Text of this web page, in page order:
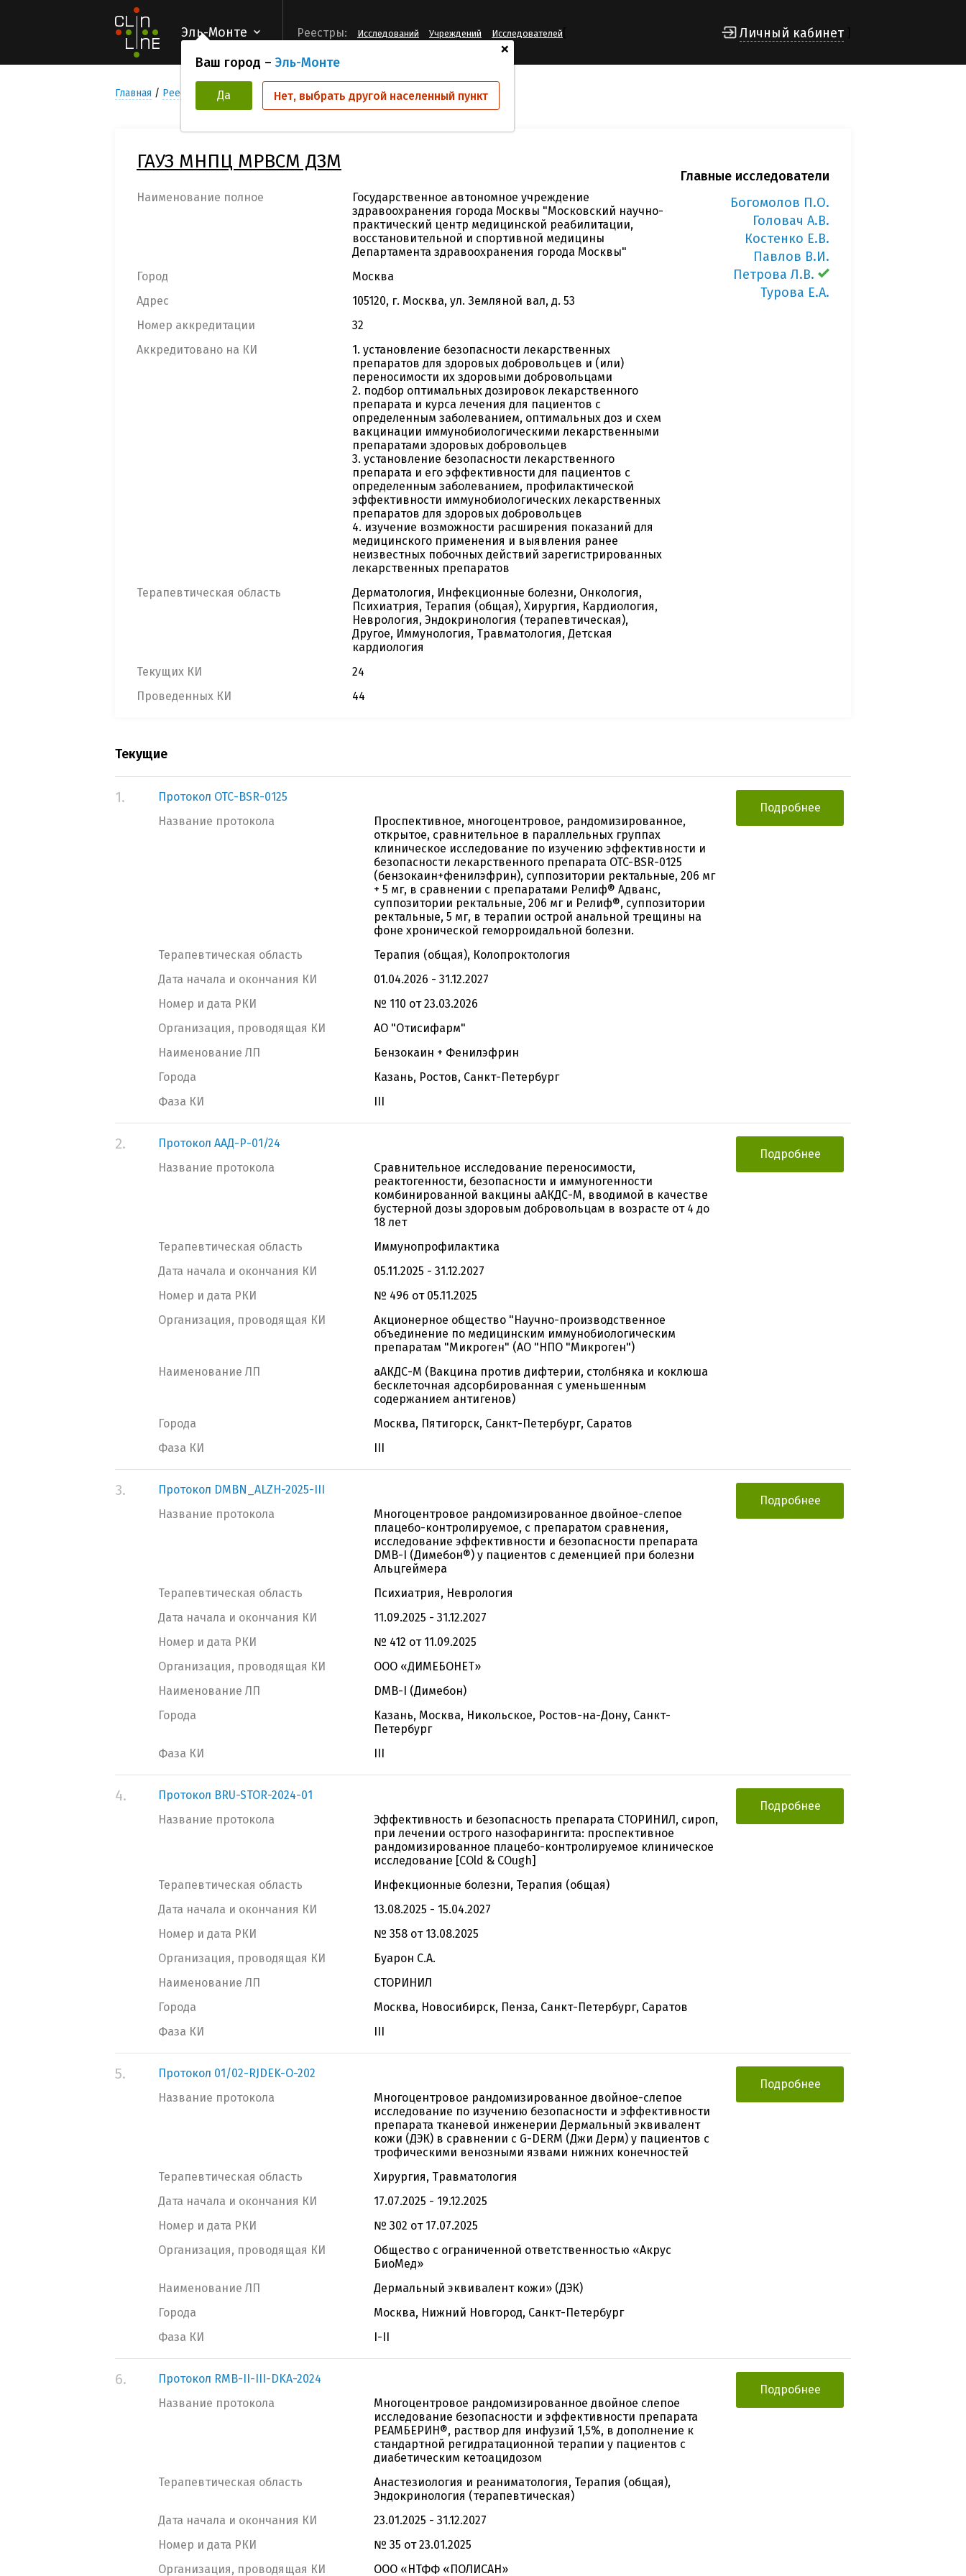
Эль-Монте
+
Ваш город – Эль-Монте
Да Нет, выбрать другой населенный пункт
Реестры: Исследований Учреждений Исследователей Личный кабинет
Главная Реестр Медицинских учреждений ГАУЗ МНПЦ МРВСМ ДЗМ
ГАУЗ МНПЦ МРВСМ ДЗМ
Наименование полное
Государственное автономное учреждение
здравоохранения города Москвы "Московский научно-
практический центр медицинской реабилитации,
восстановительной и спортивной медицины
Департамента здравоохранения города Москвы"
Город
Москва
Адрес
105120, г. Москва, ул. Земляной вал, д. 53
Номер аккредитации
32
Аккредитовано на КИ
1. установление безопасности лекарственных
препаратов для здоровых добровольцев и (или)
переносимости их здоровыми добровольцами
2. подбор оптимальных дозировок лекарственного
препарата и курса лечения для пациентов с
определенным заболеванием, оптимальных доз и схем
вакцинации иммунобиологическими лекарственными
препаратами здоровых добровольцев
3. установление безопасности лекарственного
препарата и его эффективности для пациентов с
определенным заболеванием, профилактической
эффективности иммунобиологических лекарственных
препаратов для здоровых добровольцев
4. изучение возможности расширения показаний для
медицинского применения и выявления ранее
неизвестных побочных действий зарегистрированных
лекарственных препаратов
Терапевтическая область
Дерматология, Инфекционные болезни, Онкология,
Психиатрия, Терапия (общая), Хирургия, Кардиология,
Неврология, Эндокринология (терапевтическая),
Другое, Иммунология, Травматология, Детская
кардиология
Текущих КИ
24
Проведенных КИ
44
Главные исследователи
Богомолов П.О.
Головач А.В.
Костенко Е.В.
Павлов В.И.
Петрова Л.В.
Турова Е.А.
Текущие
1.
Протокол ОТС-BSR-0125
Название протокола
Проспективное, многоцентровое, рандомизированное,
открытое, сравнительное в параллельных группах
клиническое исследование по изучению эффективности и
безопасности лекарственного препарата OTC-BSR-0125
(бензокаин+фенилэфрин), суппозитории ректальные, 206 мг
+ 5 мг, в сравнении с препаратами Релиф® Адванс,
суппозитории ректальные, 206 мг и Релиф®, суппозитории
ректальные, 5 мг, в терапии острой анальной трещины на
фоне хронической геморроидальной болезни.
Терапевтическая область
Терапия (общая), Колопроктология
Дата начала и окончания КИ
01.04.2026 - 31.12.2027
Номер и дата РКИ
№ 110 от 23.03.2026
Организация, проводящая КИ
АО "Отисифарм"
Наименование ЛП
Бензокаин + Фенилэфрин
Города
Казань, Ростов, Санкт-Петербург
Фаза КИ
III
Подробнее
2.
Протокол ААД-Р-01/24
Название протокола
Сравнительное исследование переносимости,
реактогенности, безопасности и иммуногенности
комбинированной вакцины аАКДС-М, вводимой в качестве
бустерной дозы здоровым добровольцам в возрасте от 4 до
18 лет
Терапевтическая область
Иммунопрофилактика
Дата начала и окончания КИ
05.11.2025 - 31.12.2027
Номер и дата РКИ
№ 496 от 05.11.2025
Организация, проводящая КИ
Акционерное общество "Научно-производственное
объединение по медицинским иммунобиологическим
препаратам "Микроген" (АО "НПО "Микроген")
Наименование ЛП
аАКДС-М (Вакцина против дифтерии, столбняка и коклюша
бесклеточная адсорбированная с уменьшенным
содержанием антигенов)
Города
Москва, Пятигорск, Санкт-Петербург, Саратов
Фаза КИ
III
Подробнее
3.
Протокол DMBN_ALZH-2025-III
Название протокола
Многоцентровое рандомизированное двойное-слепое
плацебо-контролируемое, с препаратом сравнения,
исследование эффективности и безопасности препарата
DMB-I (Димебон®) у пациентов с деменцией при болезни
Альцгеймера
Терапевтическая область
Психиатрия, Неврология
Дата начала и окончания КИ
11.09.2025 - 31.12.2027
Номер и дата РКИ
№ 412 от 11.09.2025
Организация, проводящая КИ
ООО «ДИМЕБОНЕТ»
Наименование ЛП
DMB-I (Димебон)
Города
Казань, Москва, Никольское, Ростов-на-Дону, Санкт-
Петербург
Фаза КИ
III
Подробнее
4.
Протокол BRU-STOR-2024-01
Название протокола
Эффективность и безопасность препарата СТОРИНИЛ, сироп,
при лечении острого назофарингита: проспективное
рандомизированное плацебо-контролируемое клиническое
исследование [COld & COugh]
Терапевтическая область
Инфекционные болезни, Терапия (общая)
Дата начала и окончания КИ
13.08.2025 - 15.04.2027
Номер и дата РКИ
№ 358 от 13.08.2025
Организация, проводящая КИ
Буарон С.А.
Наименование ЛП
СТОРИНИЛ
Города
Москва, Новосибирск, Пенза, Санкт-Петербург, Саратов
Фаза КИ
III
Подробнее
5.
Протокол 01/02-RJDEK-О-202
Название протокола
Многоцентровое рандомизированное двойное-слепое
исследование по изучению безопасности и эффективности
препарата тканевой инженерии Дермальный эквивалент
кожи (ДЭК) в сравнении с G-DERM (Джи Дерм) у пациентов с
трофическими венозными язвами нижних конечностей
Терапевтическая область
Хирургия, Травматология
Дата начала и окончания КИ
17.07.2025 - 19.12.2025
Номер и дата РКИ
№ 302 от 17.07.2025
Организация, проводящая КИ
Общество с ограниченной ответственностью «Акрус
БиоМед»
Наименование ЛП
Дермальный эквивалент кожи» (ДЭК)
Города
Москва, Нижний Новгород, Санкт-Петербург
Фаза КИ
I-II
Подробнее
6.
Протокол RMB-II-III-DKA-2024
Название протокола
Многоцентровое рандомизированное двойное слепое
исследование безопасности и эффективности препарата
РЕАМБЕРИН®, раствор для инфузий 1,5%, в дополнение к
стандартной регидратационной терапии у пациентов с
диабетическим кетоацидозом
Терапевтическая область
Анастезиология и реаниматология, Терапия (общая),
Эндокринология (терапевтическая)
Дата начала и окончания КИ
23.01.2025 - 31.12.2027
Номер и дата РКИ
№ 35 от 23.01.2025
Организация, проводящая КИ
ООО «НТФФ «ПОЛИСАН»
Подробнее